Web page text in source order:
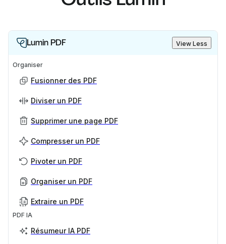
Lumin PDF View Less
Organiser
Fusionner des PDF
Diviser un PDF
Supprimer une page PDF
Compresser un PDF
Pivoter un PDF
Organiser un PDF
Extraire un PDF
PDF IA
Résumeur IA PDF